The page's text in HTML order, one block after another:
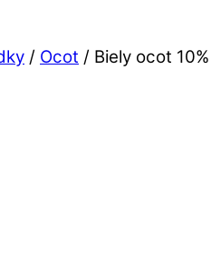
/ Ocot / Biely ocot 10%